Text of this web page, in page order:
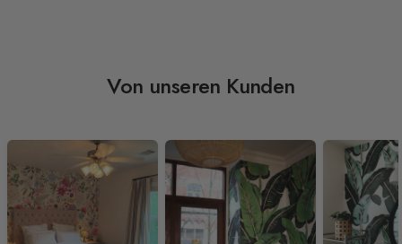
Von unseren Kunden